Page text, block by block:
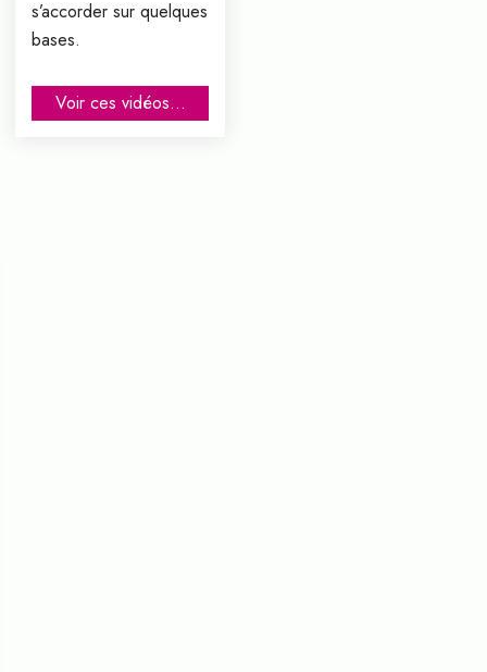
s’accorder sur quelques
bases.
Voir ces vidéos...